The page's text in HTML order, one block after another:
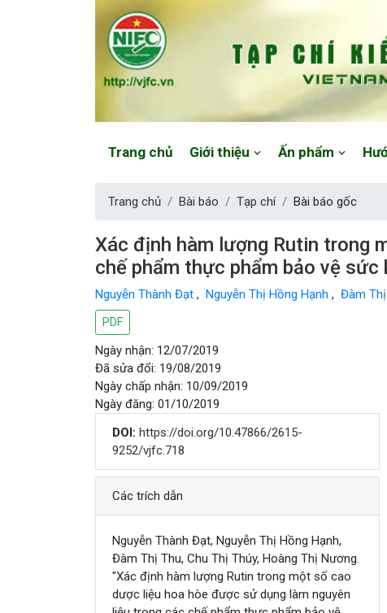
Website: https://vjfc.nifc.gov.vn/
Trang chủ Giới thiệu Ấn phẩm
Trang chủ Bài báo Tạp chí Bài báo gốc
Xác định hàm lượng Rutin trong
chế phẩm thực phẩm bảo vệ sức
Nguyễn Thành Đạt , Nguyễn Thị Hồng Hạnh , Đàm
PDF
Ngày nhận: 12/07/2019
Đã sửa đổi: 19/08/2019
Ngày chấp nhận: 10/09/2019
Ngày đăng: 01/10/2019
DOI: https://doi.org/10.47866/2615-
9252/vjfc.718
Chi tiết
Các trích dẫn
Nguyễn Thành Đạt, Nguyễn Thị Hồng Hạnh,
Đàm Thị Thu, Chu Thị Thúy, Hoàng Thị Nương.
"Xác định hàm lượng Rutin trong một số cao
dược liệu hoa hòe được sử dụng làm nguyên